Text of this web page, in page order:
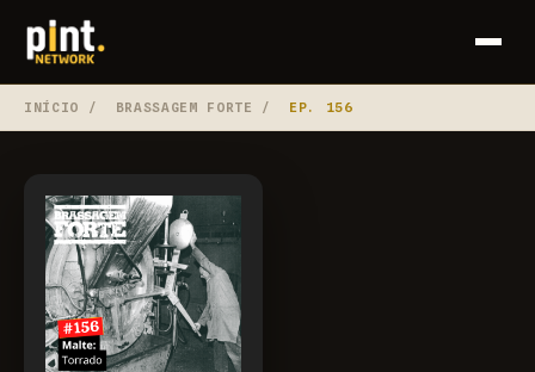
INÍCIO / BRASSAGEM FORTE / EP. 156